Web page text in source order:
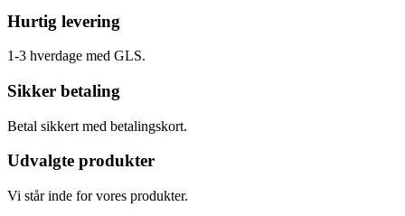
Hurtig levering
1-3 hverdage med GLS.
Sikker betaling
Betal sikkert med betalingskort.
Udvalgte produkter
Vi står inde for vores produkter.